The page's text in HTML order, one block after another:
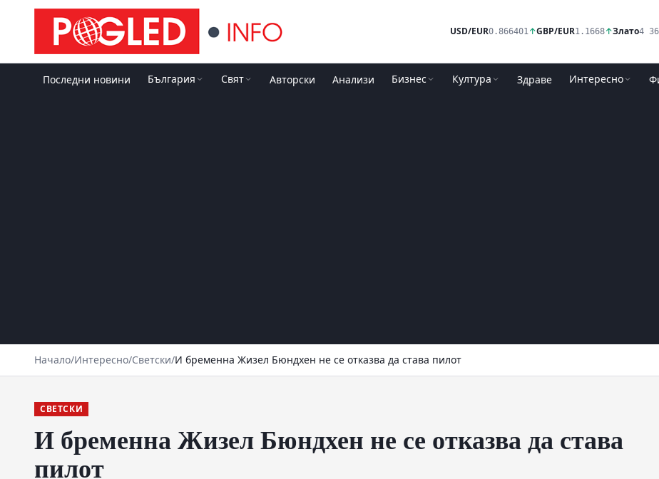
USD/EUR0.866401↑GBP/EUR1.1668↑Злато4
Последни новини България Свят Авторски Анализи Бизнес Култура Здраве Интересно
Начало/Интересно/Светски/И бременна Жизел Бюндхен не се отказва да става пилот
СВЕТСКИ
И бременна Жизел Бюндхен не се отказва да става
пилот